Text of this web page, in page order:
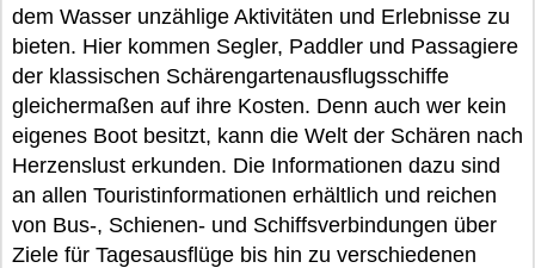
dem Wasser unzählige Aktivitäten und Erlebnisse zu
bieten. Hier kommen Segler, Paddler und Passagiere
der klassischen Schärengartenausflugsschiffe
gleichermaßen auf ihre Kosten. Denn auch wer kein
eigenes Boot besitzt, kann die Welt der Schären nach
Herzenslust erkunden. Die Informationen dazu sind
an allen Touristinformationen erhältlich und reichen
von Bus-, Schienen- und Schiffsverbindungen über
Ziele für Tagesausflüge bis hin zu verschiedenen